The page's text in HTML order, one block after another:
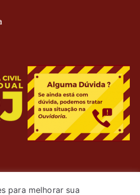
para melhorar sua